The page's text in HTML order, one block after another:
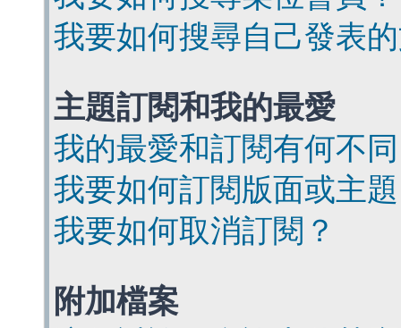
我要如何搜尋自己發表
主題訂閱和我的最愛
我的最愛和訂閱有何不
我要如何訂閱版面或主
我要如何取消訂閱？
附加檔案